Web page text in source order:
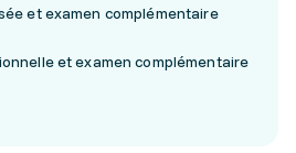
et examen complémentaire
et examen complémentaire